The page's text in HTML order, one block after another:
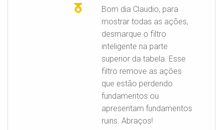
Bom dia Claudio, para
mostrar todas as ações,
desmarque o filtro
inteligente na parte
superior da tabela. Esse
filtro remove as ações
que estão perdendo
fundamentos ou
apresentam fundamentos
ruins. Abraços!